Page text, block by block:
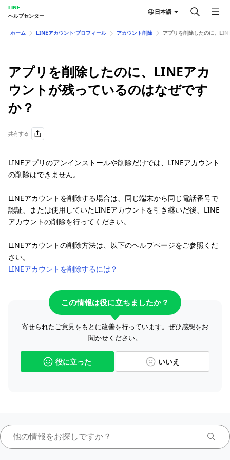
LINE
ヘルプセンター
日本語
ホーム LINEアカウント⋅プロフィール アカウント削除 アプリを削除したのに、
アプリを削除したのに、LINEアカ
ウントが残っているのはなぜです
か？
共有する
LINEアプリのアンインストールや削除だけでは、LINEアカウント
の削除はできません。
LINEアカウントを削除する場合は、同じ端末から同じ電話番号で
認証、または使用していたLINEアカウントを引き継いだ後、LINE
アカウントの削除を行ってください。
LINEアカウントの削除方法は、以下のヘルプページをご参照くだ
さい。
LINEアカウントを削除するには？
この情報は役に立ちましたか？
寄せられたご意見をもとに改善を行っています。ぜひ感想をお
聞かせください。
役に立った いいえ